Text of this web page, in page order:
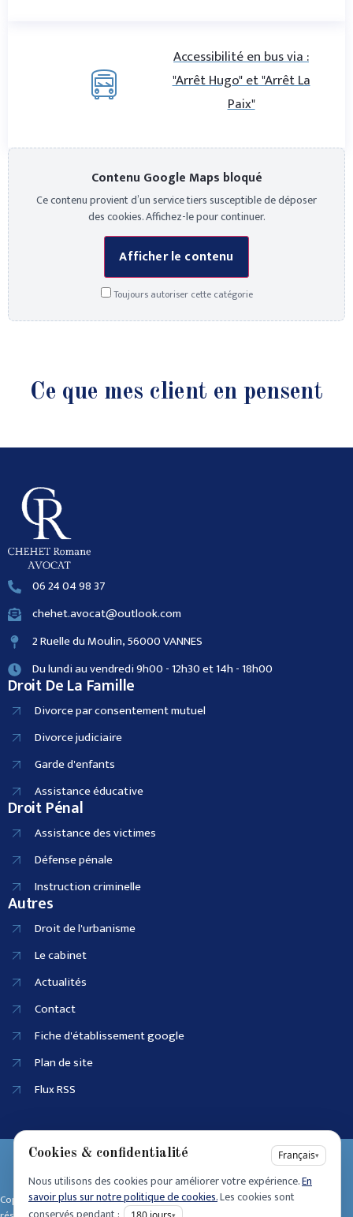
Accessibilité en bus via :
"Arrêt Hugo" et "Arrêt La
Paix"
Contenu Google Maps bloqué
Ce contenu provient d’un service tiers susceptible de déposer
des cookies. Affichez-le pour continuer.
Afficher le contenu
Toujours autoriser cette catégorie
Ce que mes client en pensent
06 24 04 98 37
chehet.avocat@outlook.com
2 Ruelle du Moulin, 56000 VANNES
Du lundi au vendredi 9h00 - 12h30 et 14h - 18h00
Droit De La Famille
Divorce par consentement mutuel
Divorce judiciaire
Garde d'enfants
Assistance éducative
Droit Pénal
Assistance des victimes
Défense pénale
Instruction criminelle
Autres
Droit de l'urbanisme
Le cabinet
Actualités
Contact
Fiche d'établissement google
Plan de site
Flux RSS
Copyright © 2025 • Tous dro its
90915686100025
Accessibilité
Cookies & confidentialité Français▾
Nous utilisons des cookies pour améliorer votre expérience.En
savoir plus sur notre politique de cookies.Les cookies sont